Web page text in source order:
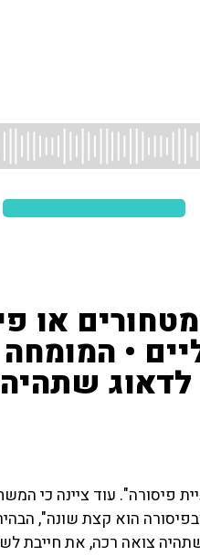
או
•
לדאוג
בעיית פיסורה". עוד ציינה כי
הוא קצת שונה",
צואה רכה, את חייבת